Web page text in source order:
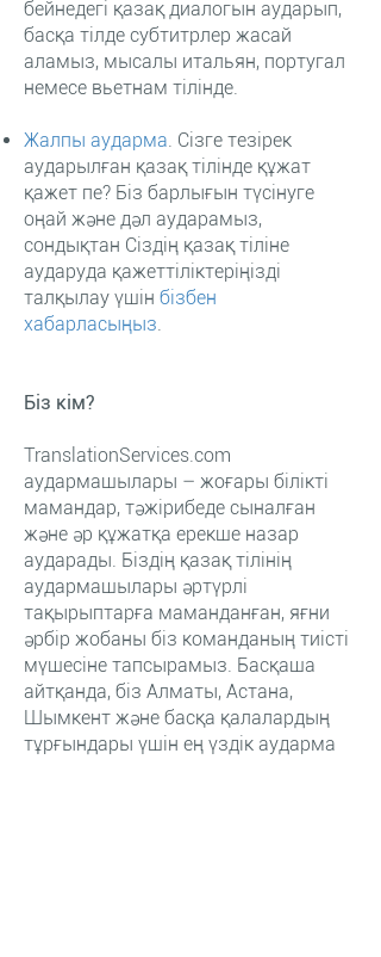
бейнедегі қазақ диалогын аударып,
басқа тілде субтитрлер жасай
аламыз, мысалы итальян, португал
немесе вьетнам тілінде.
Жалпы аударма. Сізге тезірек
аударылған қазақ тілінде құжат
қажет пе? Біз барлығын түсінуге
оңай және дәл аударамыз,
сондықтан Сіздің қазақ тіліне
аударуда қажеттіліктеріңізді
талқылау үшін бізбен
хабарласыңыз.
Біз кім?
TranslationServices.com
аудармашылары – жоғары білікті
мамандар, тәжірибеде сыналған
және әр құжатқа ерекше назар
аударады. Біздің қазақ тілінің
аудармашылары әртүрлі
тақырыптарға маманданған, яғни
әрбір жобаны біз команданың тиісті
мүшесіне тапсырамыз. Басқаша
айтқанда, біз Алматы, Астана,
Шымкент және басқа қалалардың
тұрғындары үшін ең үздік аударма